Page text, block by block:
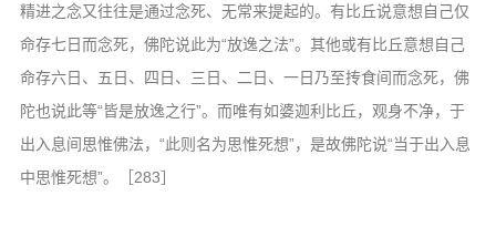
精进之念又往往是通过念死、无常来提起的。有比丘说意想自己仅
命存七日而念死，佛陀说此为“放逸之法”。其他或有比丘意想自己
命存六日、五日、四日、三日、二日、一日乃至抟食间而念死，佛
陀也说此等“皆是放逸之行”。而唯有如婆迦利比丘，观身不净，于
出入息间思惟佛法，“此则名为思惟死想”，是故佛陀说“当于出入息
中思惟死想”。［283］